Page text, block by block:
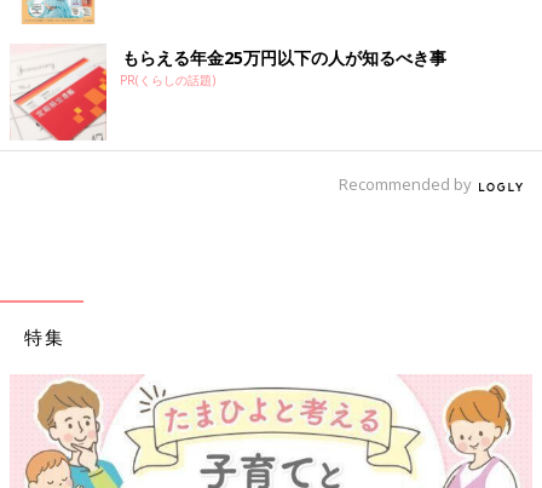
もらえる年金25万円以下の人が知るべき事
PR(くらしの話題)
Recommended by
特集